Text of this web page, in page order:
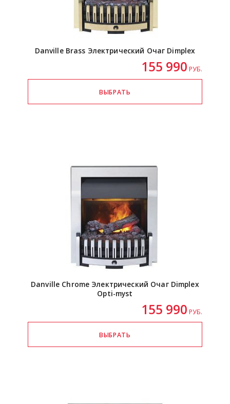
Danville Brass Электрический Очаг Dimplex
155 990 РУБ.
Danville Chrome Электрический Очаг Dimplex
Opti-myst
155 990 РУБ.